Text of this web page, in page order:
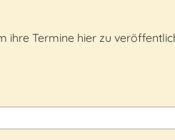
Termine hier zu